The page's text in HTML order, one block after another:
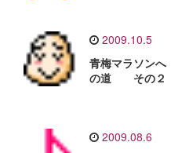
2009.10.5
青梅マラソンへ
の道 その２
2009.08.6